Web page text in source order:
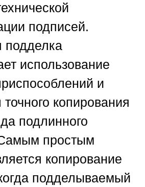
подписей.
подделка
использование
и
копирования
подлинного
простым
копирование
подделываемый